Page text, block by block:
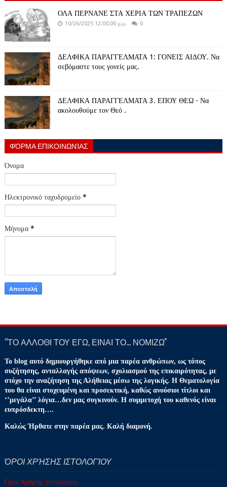
ΟΛΑ ΠΕΡΝΑΝΕ ΣΤΑ ΧΕΡΙΑ ΤΩΝ ΤΡΑΠΕΖΩΝ
10/26/2025 12:00:00 μ.μ. 0
ΔΕΛΦΙΚΑ ΠΑΡΑΓΓΕΛΜΑΤΑ 1: ΓΟΝΕΙΣ ΑΙΔΟΥ. Να
σεβόμαστε τους γονείς μας.
ΔΕΛΦΙΚΑ ΠΑΡΑΓΓΕΛΜΑΤΑ 3. ΕΠΟΥ ΘΕΩ - Να
ακολουθούμε τον Θεό .
ΦΌΡΜΑ ΕΠΙΚΟΙΝΩΝΊΑΣ
Όνομα
Ηλεκτρονικό ταχυδρομείο *
Μήνυμα *
‘’ΤΟ ΑΛΛΟΘΙ ΤΟΥ ΕΓΩ, ΕΙΝΑΙ ΤΟ… ΝΟΜΙΖΩ''
Το blog αυτό δημιουργήθηκε από μια παρέα ανθρώπων, ως τόπος
συζήτησης, ανταλλαγής απόψεων, σχολιασμού της επικαιρότητας, με
στόχο την αναζήτηση της Αλήθειας μέσω της λογικής. Η Θεματολογία
του θα είναι στοχευμένη και προσεκτική, καθώς ανούσιοι τίτλοι και
‘’μεγάλα’’ λόγια…δεν μας συγκινούν. Η συμμετοχή του καθενός είναι
ευπρόσδεκτη….
Καλώς Ήρθατε στην παρέα μας. Καλή διαμονή.
ΌΡΟΙ ΧΡΉΣΗΣ ΙΣΤΟΛΟΓΊΟΥ
Όροι Χρήσης Ιστολογίου